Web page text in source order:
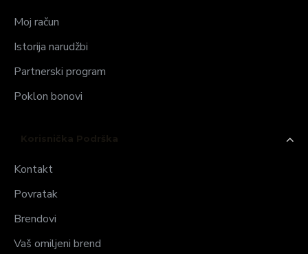
Moj račun
Istorija narudžbi
Partnerski program
Poklon bonovi
Kontakt
Povratak
Brendovi
Vaš omiljeni brend